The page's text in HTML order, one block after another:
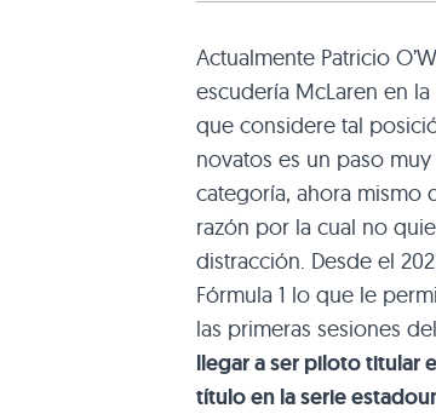
Actualmente Patricio
escudería McLaren en
que considere tal
novatos es un paso
categoría, ahora mismo
razón por la cual no
distracción. Desde el
Fórmula 1 lo que le
las primeras sesiones
llegar a ser piloto titular
título en la serie